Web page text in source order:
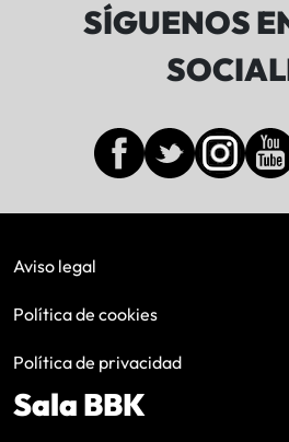
SÍGUENOS
Aviso legal
Política de cookies
Política de privacidad
Sala BBK